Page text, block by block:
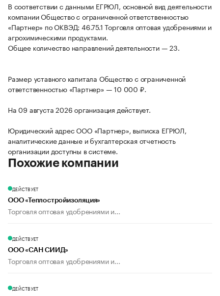
В соответствии с данными ЕГРЮЛ, основной вид деятельности
компании Общество с ограниченной ответственностью
«Партнер» по ОКВЭД: 46.75.1 Торговля оптовая удобрениями и
агрохимическими продуктами.
Общее количество направлений деятельности — 23.
Размер уставного капитала Общество с ограниченной
ответственностью «Партнер» — 10 000 ₽.
На 09 августа 2026 организация действует.
Юридический адрес ООО «Партнер», выписка ЕГРЮЛ,
аналитические данные и бухгалтерская отчетность
организации доступны в системе.
Похожие компании
ДЕЙСТВУЕТ
ООО «Теплостройизоляция»
Торговля оптовая удобрениями и...
ДЕЙСТВУЕТ
ООО «САН СИИД»
Торговля оптовая удобрениями и...
ДЕЙСТВУЕТ